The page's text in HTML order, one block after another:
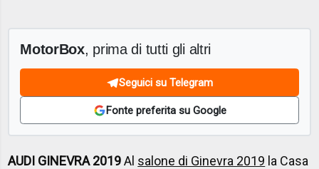
MotorBox, prima di tutti gli altri
Seguici su Telegram
Fonte preferita su Google
AUDI GINEVRA 2019Al salone di Ginevra 2019 la Casa